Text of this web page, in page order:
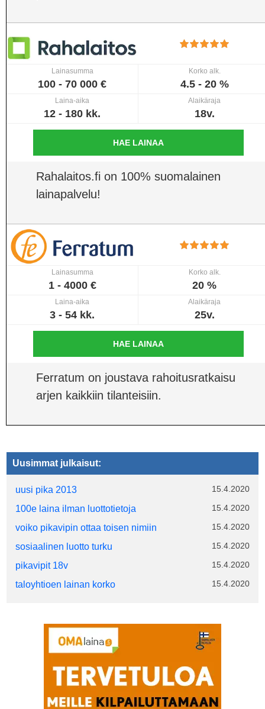
Lainasumma
100 - 70 000 €
Korko alk.
4.5 - 20 %
Laina-aika
12 - 180 kk.
Alaikäraja
18v.
HAE LAINAA
Rahalaitos.fi on 100% suomalainen
lainapalvelu!
Lainasumma
1 - 4000 €
Korko alk.
20 %
Laina-aika
3 - 54 kk.
Alaikäraja
25v.
HAE LAINAA
Ferratum on joustava rahoitusratkaisu
arjen kaikkiin tilanteisiin.
Uusimmat julkaisut:
uusi pika 2013 15.4.2020
100e laina ilman luottotietoja 15.4.2020
voiko pikavipin ottaa toisen nimiin 15.4.2020
sosiaalinen luotto turku 15.4.2020
pikavipit 18v 15.4.2020
taloyhtioen lainan korko 15.4.2020